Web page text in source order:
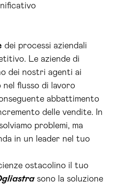
dei processi aziendali
Le aziende di
dei nostri agenti ai
flusso di lavoro
abbattimento
delle vendite. In
problemi, ma
in un leader nel tuo
ostacolino il tuo
sono la soluzione